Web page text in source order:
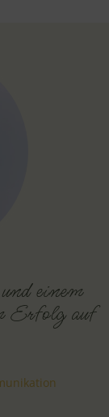
einem
Erfolg auf